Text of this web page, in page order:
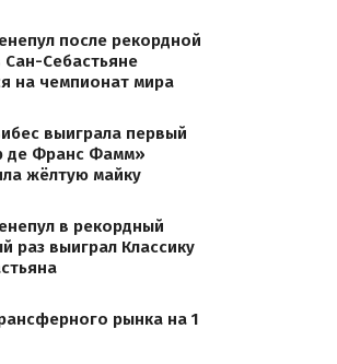
после рекордной
Себастьяне
на чемпионат мира
выиграла первый
де Франс Фамм»
жёлтую майку
в рекордный
раз выиграл Классику
рынка на 1